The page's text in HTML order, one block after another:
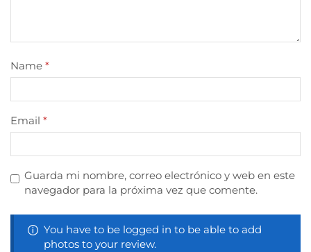
Name *
Email *
Guarda mi nombre, correo electrónico y web en este
navegador para la próxima vez que comente.
You have to be logged in to be able to add
photos to your review.